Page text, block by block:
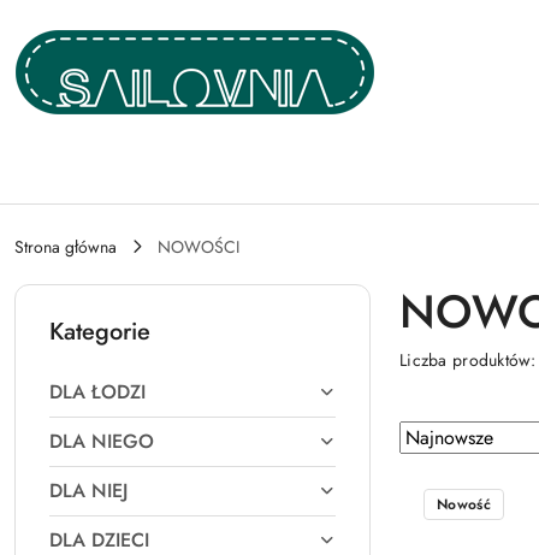
Przejdź do treści głównej
Przejdź do wyszukiwarki
Przejdź do moje konto
Przejdź do menu głównego
Przejdź do stopki
Strona główna NOWOŚCI
Kategorie
DLA ŁODZI
DLA NIEGO
DLA NIEJ
DLA DZIECI
Liczba
Zastosowano
sortowanie:
Najnowsze.
Sortuj
według
Nowość